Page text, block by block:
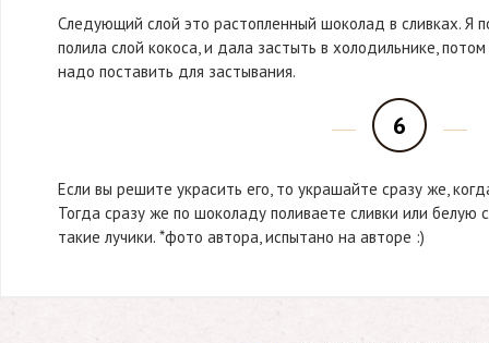
Следующий слой это растопленный шоколад в сливках. Я
полила слой кокоса, и дала застыть в холодильнике,
надо поставить для застывания.
6
Если вы решите украсить его, то украшайте сразу же,
Тогда сразу же по шоколаду поливаете сливки или белую
такие лучики. *фото автора, испытано на авторе :)